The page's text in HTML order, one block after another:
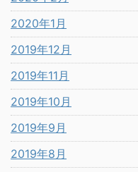
2020年1月
2019年12月
2019年11月
2019年10月
2019年9月
2019年8月